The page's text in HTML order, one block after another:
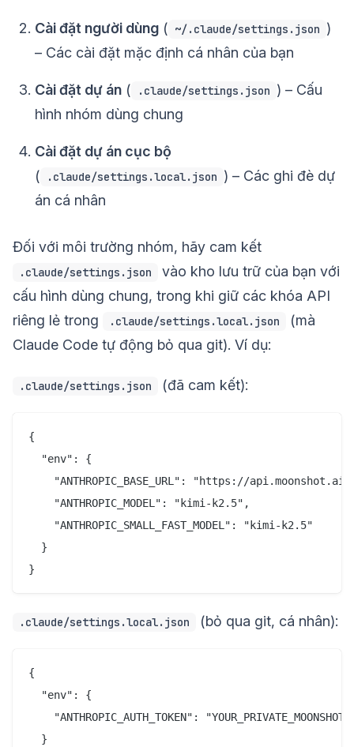
Cài đặt người dùng ( ~/.claude/settings.json )
– Các cài đặt mặc định cá nhân của bạn
Cài đặt dự án ( .claude/settings.json ) – Cấu
hình nhóm dùng chung
Cài đặt dự án cục bộ
(
.claude/settings.local.json ) – Các ghi đè dự
án cá nhân
Đối với môi trường nhóm, hãy cam kết
.claude/settings.json
vào kho lưu trữ của bạn với
cấu hình dùng chung, trong khi giữ các khóa API
riêng lẻ trong
.claude/settings.local.json
(mà
Claude Code tự động bỏ qua git). Ví dụ:
.claude/settings.json (đã cam kết):
{
  "env": {
"ANTHROPIC_BASE_URL": "https://
    "ANTHROPIC_MODEL": "kimi-k2.5",
    "ANTHROPIC_SMALL_FAST_MODEL": "kimi-k2.5"
  }
.claude/settings.local.json (bỏ qua git, cá nhân):
{
  "env": {
"ANTHROPIC_AUTH_TOKEN":
  }